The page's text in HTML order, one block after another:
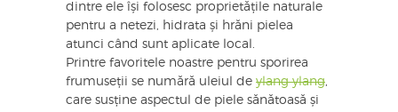
dintre ele își folosesc proprietățile naturale
pentru a netezi, hidrata și hrăni pielea
atunci când sunt aplicate local.
Printre favoritele noastre pentru sporirea
frumuseții se numără uleiul de ylang ylang,
care susține aspectul de piele sănătoasă și